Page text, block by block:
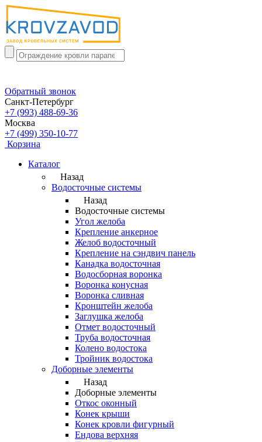
Обратный звонок
Санкт-Петербург
+7 (993) 488-69-36
Москва
+7 (499) 350-10-77
Корзина
Каталог
Назад
Водосточные системы
Назад
Водосточные системы
Угол желоба
Крепление анкерное
Желоб водосточный
Крепление на сэндвич панель
Канадка водосточная
Водосборная воронка
Воронка конусная
Воронка сливная
Кронштейн желоба
Заглушка желоба
Отмет водосточный
Труба водосточная
Колено водостока
Тройник водостока
Доборные элементы
Назад
Доборные элементы
Откос оконный
Конек крыши
Конек кровли фигурный
Ендова верхняя